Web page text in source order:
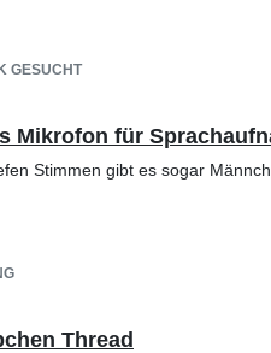
GESUCHT
Mikrofon für
Stimmen gibt es sogar
Thread